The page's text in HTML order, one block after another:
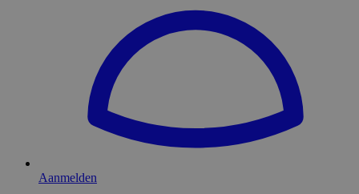
Aanmelden